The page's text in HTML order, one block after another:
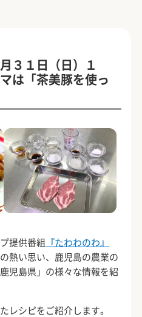
３１日（日）１
は「茶美豚を使っ
提供番組 『たわわのわ』
熱い思い、鹿児島の農業の
児島県」の様々な情報を紹
レシピをご紹介します。